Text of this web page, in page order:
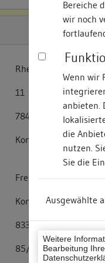
Bereiche
wir noch
Wenn wir
anbieten.
die
nutzen.
Sie die
Ausgewählte
Weitere
Bearbeitung
Rheinsteig
11
78462
Konstanz
Freiburg
Konstanz (Landkreis)
8335043012
85/1